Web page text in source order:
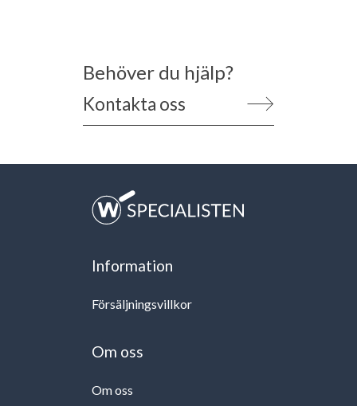
Behöver du hjälp?
Kontakta oss
Information
Försäljningsvillkor
Om oss
Om oss